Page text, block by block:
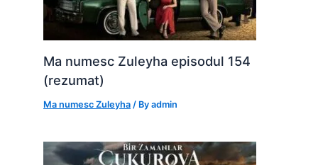
Ma numesc Zuleyha episodul 154
(rezumat)
Ma numesc Zuleyha / Byadmin